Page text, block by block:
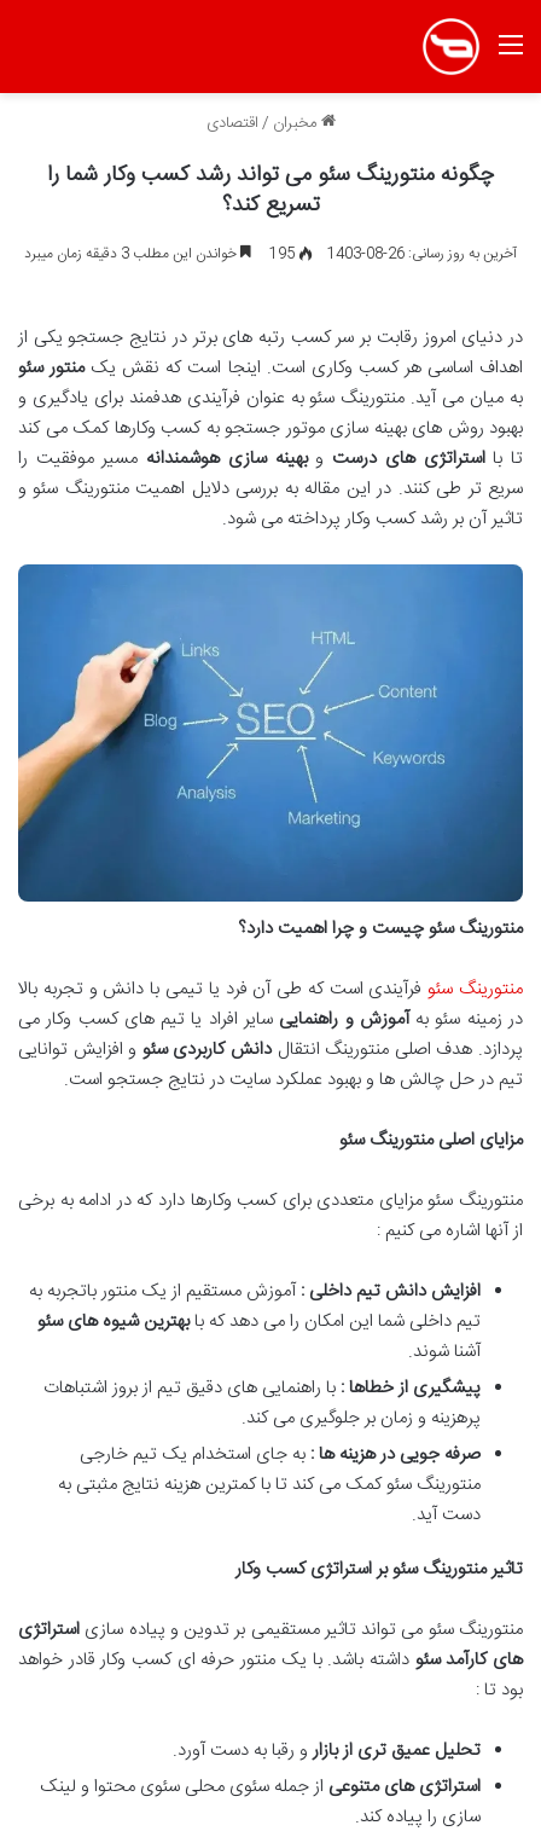
منو
مخبران /اقتصادی
چگونه منتورینگ سئو می تواند رشد کسب وکار شما را
تسریع کند؟
آخرین به روز رسانی: 26-08-1403 195 خواندن این مطلب 3 دقیقه زمان میبرد
در دنیای امروز رقابت بر سر کسب رتبه های برتر در نتایج جستجو یکی از
اهداف اساسی هر کسب وکاری است. اینجا است که نقش یکمنتور سئو
به میان می آید. منتورینگ سئو به عنوان فرآیندی هدفمند برای یادگیری و
بهبود روش های بهینه سازی موتور جستجو به کسب وکارها کمک می کند
تا بااستراتژی های درست وبهینه سازی هوشمندانه مسیر موفقیت را
سریع تر طی کنند. در این مقاله به بررسی دلایل اهمیت منتورینگ سئو و
تاثیر آن بر رشد کسب وکار پرداخته می شود.
منتورینگ سئو چیست و چرا اهمیت دارد؟
منتورینگ سئوفرآیندی است که طی آن فرد یا تیمی با دانش و تجربه بالا
در زمینه سئو بهآموزش و راهنمایی سایر افراد یا تیم های کسب وکار می
پردازد. هدف اصلی منتورینگ انتقالدانش کاربردی سئو و افزایش توانایی
تیم در حل چالش ها و بهبود عملکرد سایت در نتایج جستجو است.
مزایای اصلی منتورینگ سئو
منتورینگ سئو مزایای متعددی برای کسب وکارها دارد که در ادامه به برخی
از آنها اشاره می کنیم :
افزایش دانش تیم داخلی :آموزش مستقیم از یک منتور باتجربه به
تیم داخلی شما این امکان را می دهد که بابهترین شیوه های سئو
آشنا شوند.
پیشگیری از خطاها : با راهنمایی های دقیق تیم از بروز اشتباهات
پرهزینه و زمان بر جلوگیری می کند.
صرفه جویی در هزینه ها : به جای استخدام یک تیم خارجی
منتورینگ سئو کمک می کند تا با کمترین هزینه نتایج مثبتی به
دست آید.
تاثیر منتورینگ سئو بر استراتژی کسب وکار
منتورینگ سئو می تواند تاثیر مستقیمی بر تدوین و پیاده سازی استراتژی
های کارآمد سئو داشته باشد. با یک منتور حرفه ای کسب وکار قادر خواهد
بود تا :
تحلیل عمیق تری از بازارو رقبا به دست آورد.
استراتژی های متنوعی از جمله سئوی محلی سئوی محتوا و لینک
سازی را پیاده کند.